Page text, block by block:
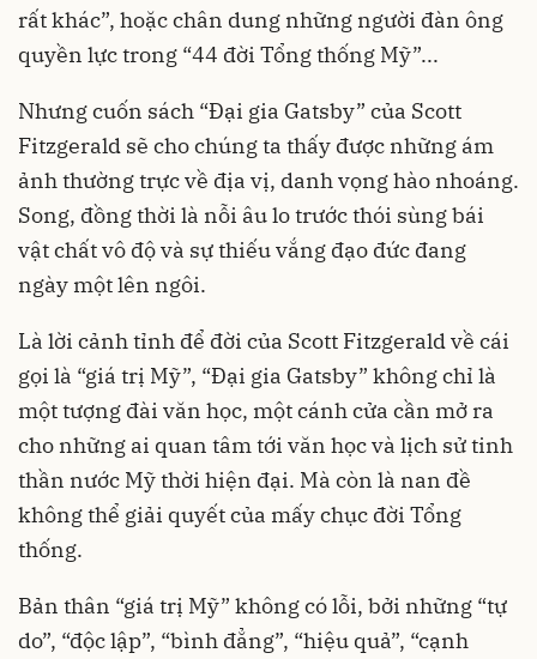
rất khác”, hoặc chân dung những người đàn ông
quyền lực trong “44 đời Tổng thống Mỹ”...
Nhưng cuốn sách “Đại gia Gatsby” của Scott
Fitzgerald sẽ cho chúng ta thấy được những ám
ảnh thường trực về địa vị, danh vọng hào nhoáng.
Song, đồng thời là nỗi âu lo trước thói sùng bái
vật chất vô độ và sự thiếu vắng đạo đức đang
ngày một lên ngôi.
Là lời cảnh tỉnh để đời của Scott Fitzgerald về cái
gọi là “giá trị Mỹ”, “Đại gia Gatsby” không chỉ là
một tượng đài văn học, một cánh cửa cần mở ra
cho những ai quan tâm tới văn học và lịch sử tinh
thần nước Mỹ thời hiện đại. Mà còn là nan đề
không thể giải quyết của mấy chục đời Tổng
thống.
Bản thân “giá trị Mỹ” không có lỗi, bởi những “tự
do”, “độc lập”, “bình đẳng”, “hiệu quả”, “cạnh